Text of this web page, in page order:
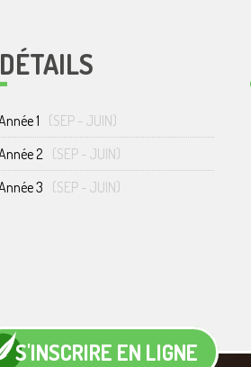
1 (SEP - JUIN)
2 (SEP - JUIN)
3 (SEP - JUIN)
S'INSCRIRE EN LIGNE